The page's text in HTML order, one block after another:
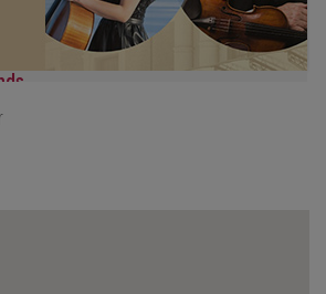
19.30
Robert Schumann und Astor